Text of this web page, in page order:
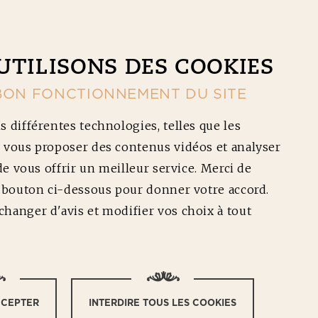
:
DES COOKIES
FONCTIONNEMENT DU SITE
différentes technologies, telles que les
proposer des contenus vidéos et analyser
vous offrir un meilleur service. Merci de
ci-dessous pour donner votre accord.
d'avis et modifier vos choix à tout
INTERDIRE TOUS LES COOKIES